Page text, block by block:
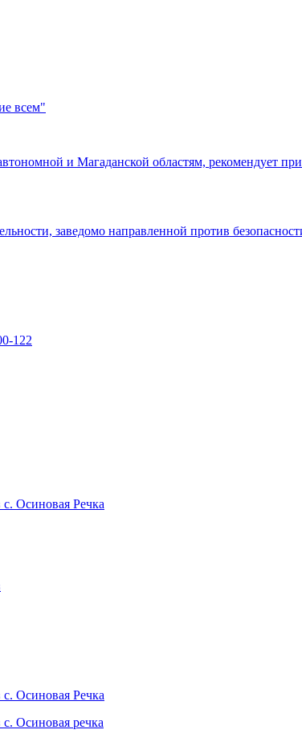
всем"
и Магаданской областям, рекомендует
заведомо направленной против
122
Осиновая Речка
Осиновая Речка
Осиновая речка